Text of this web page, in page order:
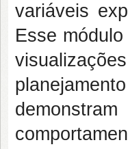
variáveis
Esse